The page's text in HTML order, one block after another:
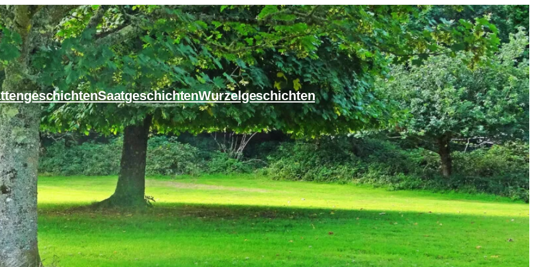
SaatgeschichtenWurzelgeschichten